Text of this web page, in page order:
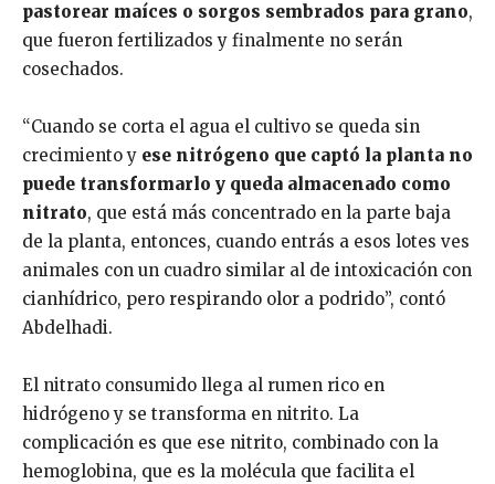
pastorear maíces o sorgos sembrados para grano,
que fueron fertilizados y finalmente no serán
cosechados.
“Cuando se corta el agua el cultivo se queda sin
crecimiento y ese nitrógeno que captó la planta no
puede transformarlo y queda almacenado como
nitrato, que está más concentrado en la parte baja
de la planta, entonces, cuando entrás a esos lotes ves
animales con un cuadro similar al de intoxicación con
cianhídrico, pero respirando olor a podrido”, contó
Abdelhadi.
El nitrato consumido llega al rumen rico en
hidrógeno y se transforma en nitrito. La
complicación es que ese nitrito, combinado con la
hemoglobina, que es la molécula que facilita el